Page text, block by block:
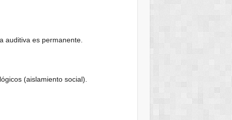
auditiva es permanente.
(aislamiento social).